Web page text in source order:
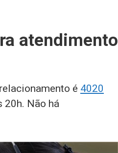
atendimento
é 4020
20h. Não há